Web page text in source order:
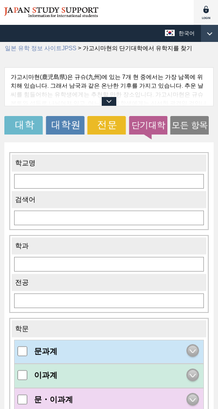
한국어
일본 유학 정보 사이트JPSS > 가고시마현의 단기대학에서 유학지를 찾기
가고시마현(鹿児島県)은 규슈(九州)에 있는 7개 현 중에서는 가장 남쪽에 위
치해 있습니다. 그래서 남국과 같은 온난한 기후를 가지고 있습니다. 추운 날
씨를 힘들어하는 유학생에게는 추천할 만한 장소입니다. 가고시마현은 규슈
본토와 섬들로 나뉘어져 있고, 어느 쪽도 유학생에게는 신선한 광경일 것입니
홍콩, 싱가폴과 자매도시제휴를 맺고 있습니다. 또한 아시아 각국에서 많은
유학생을 받아들이고 있습니다. 교통편도 비교적 좋아서 가고시마현을 유학
학교명
검색어
학과
전공
학문
문과계
이과계
문・이과계